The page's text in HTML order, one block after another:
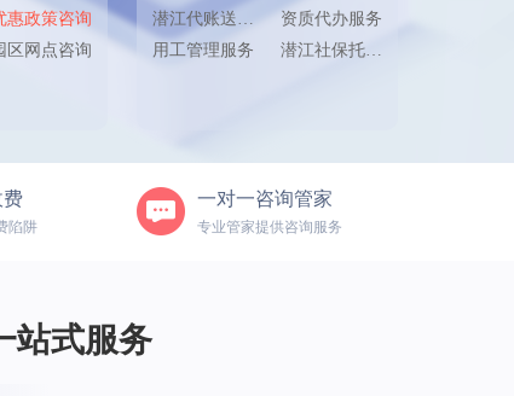
惠政策咨询
区网点咨询
潜江代账送公司注册
资质代办服务
用工管理服务
潜江社保托管服务
费
陷阱
一对一咨询管家
专业管家提供咨询服务
站式服务